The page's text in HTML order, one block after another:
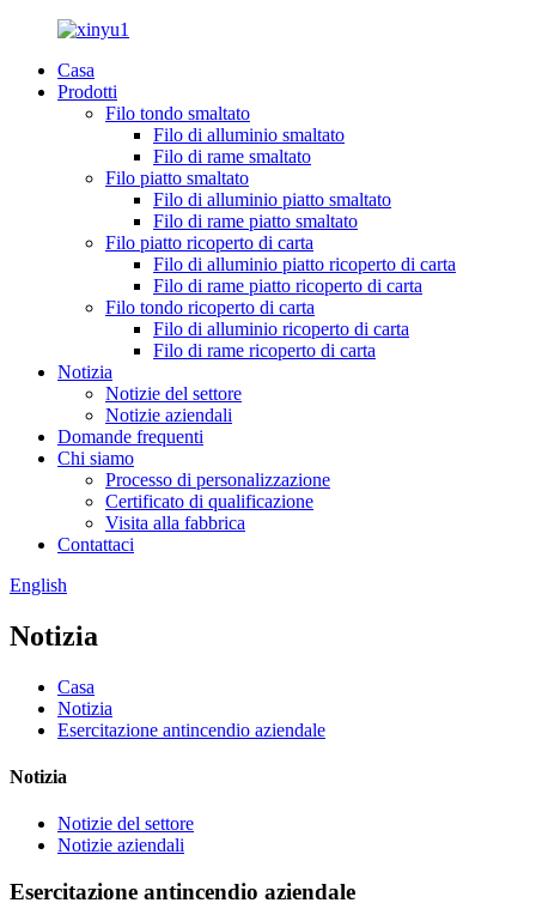
Casa
Prodotti
Filo tondo smaltato
Filo di alluminio smaltato
Filo di rame smaltato
Filo piatto smaltato
Filo di alluminio piatto smaltato
Filo di rame piatto smaltato
Filo piatto ricoperto di carta
Filo di alluminio piatto ricoperto di carta
Filo di rame piatto ricoperto di carta
Filo tondo ricoperto di carta
Filo di alluminio ricoperto di carta
Filo di rame ricoperto di carta
Notizia
Notizie del settore
Notizie aziendali
Domande frequenti
Chi siamo
Processo di personalizzazione
Certificato di qualificazione
Visita alla fabbrica
Contattaci
English
Notizia
Casa
Notizia
Esercitazione antincendio aziendale
Notizia
Notizie del settore
Notizie aziendali
Esercitazione antincendio aziendale